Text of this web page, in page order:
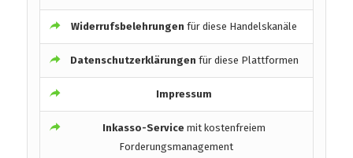
Widerrufsbelehrungenfür diese Handelskanäle
Datenschutzerklärungen für diese Plattformen
Impressum
Inkasso-Service mit kostenfreiem
Forderungsmanagement